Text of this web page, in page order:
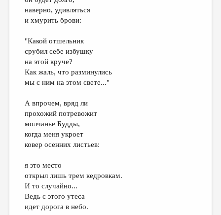
наверно, удивляться
и хмурить брови:
"Какой отшельник
срубил себе избушку
на этой круче?
Как жаль, что разминулись
мы с ним на этом свете..."
А впрочем, вряд ли
прохожий потревожит
молчанье Будды,
когда меня укроет
ковер осенних листьев:
я это место
открыл лишь трем кедровкам.
И то случайно...
Ведь с этого утеса
идет дорога в небо.